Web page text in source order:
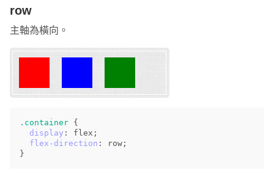
row
主軸為橫向。
.container {
display : flex ;
flex-direction : row ;
}